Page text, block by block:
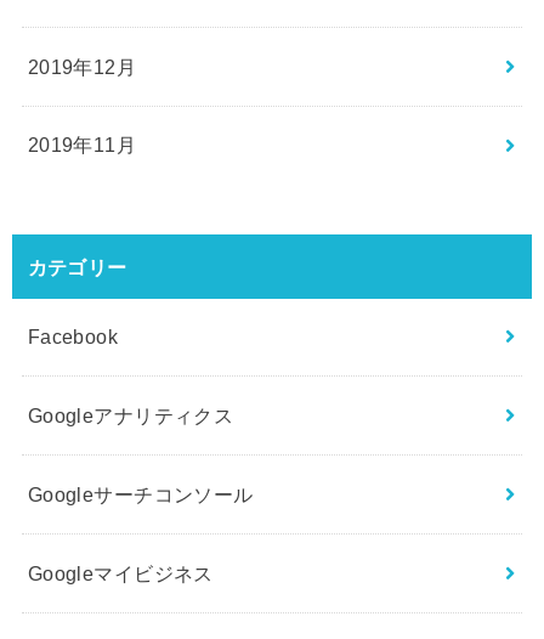
2019年12月
2019年11月
カテゴリー
Facebook
Googleアナリティクス
Googleサーチコンソール
Googleマイビジネス